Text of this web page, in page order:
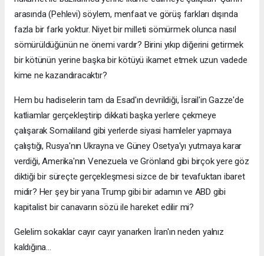
arasında (Pehlevi) söylem, menfaat ve görüş farkları dışında
fazla bir farkı yoktur. Niyet bir milleti sömürmek olunca nasıl
sömürüldüğünün ne önemi vardır? Birini yıkıp diğerini getirmek
bir kötünün yerine başka bir kötüyü ikamet etmek uzun vadede
kime ne kazandıracaktır?
Hem bu hadiselerin tam da Esad'ın devrildiği, İsrail'in Gazze'de
katliamlar gerçekleştirip dikkati başka yerlere çekmeye
çalışarak Somaliland gibi yerlerde siyasi hamleler yapmaya
çalıştığı, Rusya'nın Ukrayna ve Güney Osetya'yı yutmaya karar
verdiği, Amerika'nın Venezuela ve Grönland gibi birçok yere göz
diktiği bir süreçte gerçekleşmesi sizce de bir tevafuktan ibaret
midir? Her şey bir yana Trump gibi bir adamın ve ABD gibi
kapitalist bir canavarın sözü ile hareket edilir mi?
Gelelim sokaklar cayır cayır yanarken İran'ın neden yalnız
kaldığına...